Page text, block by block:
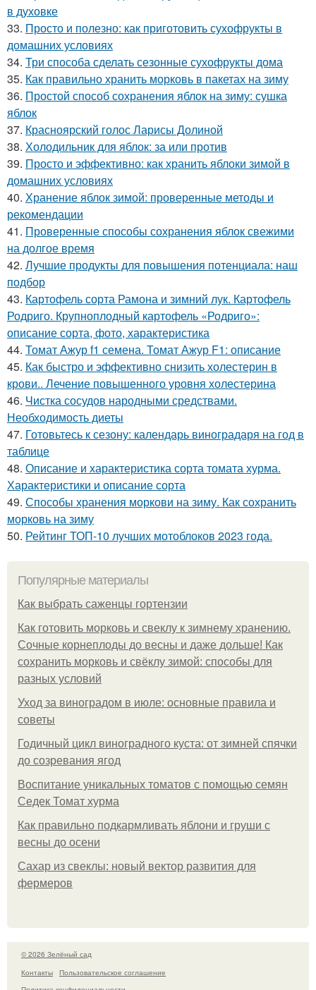
в духовке
33. Просто и полезно: как приготовить сухофрукты в
домашних условиях
34. Три способа сделать сезонные сухофрукты дома
35. Как правильно хранить морковь в пакетах на зиму
36. Простой способ сохранения яблок на зиму: сушка
яблок
37. Красноярский голос Ларисы Долиной
38. Холодильник для яблок: за или против
39. Просто и эффективно: как хранить яблоки зимой в
домашних условиях
40. Хранение яблок зимой: проверенные методы и
рекомендации
41. Проверенные способы сохранения яблок свежими
на долгое время
42. Лучшие продукты для повышения потенциала: наш
подбор
43. Картофель сорта Рамона и зимний лук. Картофель
Родриго. Крупноплодный картофель «Родриго»:
описание сорта, фото, характеристика
44. Томат Ажур f1 семена. Томат Ажур F1: описание
45. Как быстро и эффективно снизить холестерин в
крови.. Лечение повышенного уровня холестерина
46. Чистка сосудов народными средствами.
Необходимость диеты
47. Готовьтесь к сезону: календарь виноградаря на год в
таблице
48. Описание и характеристика сорта томата хурма.
Характеристики и описание сорта
49. Способы хранения моркови на зиму. Как сохранить
морковь на зиму
50. Рейтинг ТОП-10 лучших мотоблоков 2023 года.
Популярные материалы
Как выбрать саженцы гортензии
Как готовить морковь и свеклу к зимнему хранению.
Сочные корнеплоды до весны и даже дольше! Как
сохранить морковь и свёклу зимой: способы для
разных условий
Уход за виноградом в июле: основные правила и
советы
Годичный цикл виноградного куста: от зимней спячки
до созревания ягод
Воспитание уникальных томатов с помощью семян
Седек Томат хурма
Как правильно подкармливать яблони и груши с
весны до осени
Сахар из свеклы: новый вектор развития для
фермеров
© 2026 Зелёный сад
Контакты
Пользовательское соглашение